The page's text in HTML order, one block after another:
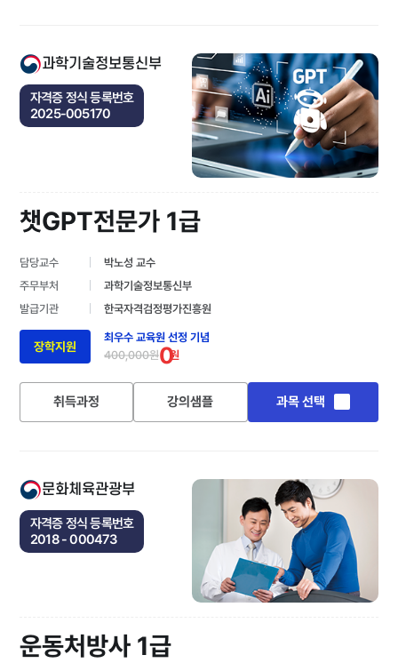
과학기술정보통신부
자격증 정식 등록번호
2025-005170
챗GPT전문가 1급
담당교수
박노성 교수
주무부처
과학기술정보통신부
발급기관
한국자격검정평가진흥원
장학지원
최우수 교육원 선정 기념
400,000원0원
취득과정 강의샘플 과목 선택
문화체육관광부
자격증 정식 등록번호
2018 - 000473
운동처방사 1급